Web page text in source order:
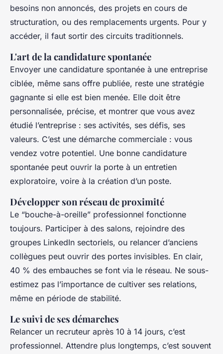
besoins non annoncés, des projets en cours de
structuration, ou des remplacements urgents. Pour y
accéder, il faut sortir des circuits traditionnels.
L'art de la candidature spontanée
Envoyer une candidature spontanée à une entreprise
ciblée, même sans offre publiée, reste une stratégie
gagnante si elle est bien menée. Elle doit être
personnalisée, précise, et montrer que vous avez
étudié l’entreprise : ses activités, ses défis, ses
valeurs. C’est une démarche commerciale : vous
vendez votre potentiel. Une bonne candidature
spontanée peut ouvrir la porte à un entretien
exploratoire, voire à la création d’un poste.
Développer son réseau de proximité
Le “bouche-à-oreille” professionnel fonctionne
toujours. Participer à des salons, rejoindre des
groupes LinkedIn sectoriels, ou relancer d’anciens
collègues peut ouvrir des portes invisibles. En clair,
40 % des embauches se font via le réseau. Ne sous-
estimez pas l’importance de cultiver ses relations,
même en période de stabilité.
Le suivi de ses démarches
Relancer un recruteur après 10 à 14 jours, c’est
professionnel. Attendre plus longtemps, c’est souvent